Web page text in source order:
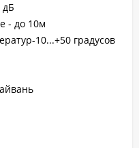
дБ
- до 10м
10...+50 градусов